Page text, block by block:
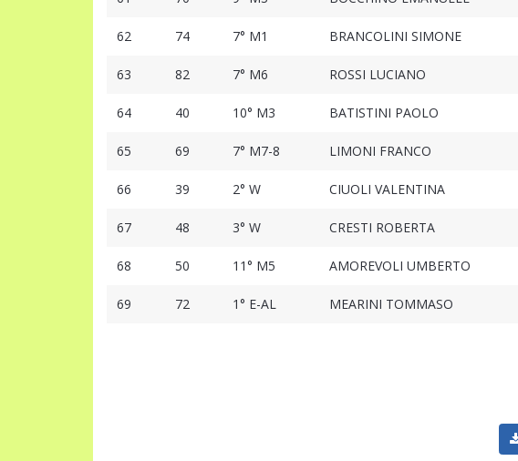
62 74 7° M1 BRANCOLINI SIMONE
63 82 7° M6 ROSSI LUCIANO
64 40 10° M3 BATISTINI PAOLO
65 69 7° M7-8 LIMONI FRANCO
66 39 2° W CIUOLI VALENTINA
67 48 3° W CRESTI ROBERTA
68 50 11° M5 AMOREVOLI UMBERTO
69 72 1° E-AL MEARINI TOMMASO